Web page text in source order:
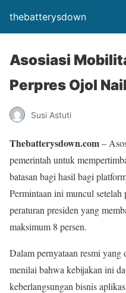
thebatterysdown
Asosiasi
Perpres Ojol
Susi Astuti
Thebatterysdown.com–
pemerintah untuk
batasan bagi hasil bagi
Permintaan ini muncul setelah
peraturan presiden yang
maksimum 8 persen.
Dalam pernyataan resmi yang
menilai bahwa kebijakan ini
keberlangsungan bisnis